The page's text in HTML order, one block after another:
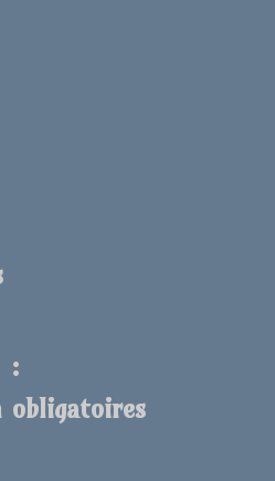
:
obligatoires